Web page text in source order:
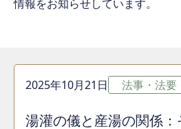
情報をお知らせしています。
2025年10月21日 法事・法要
湯灌の儀と産湯の関係：